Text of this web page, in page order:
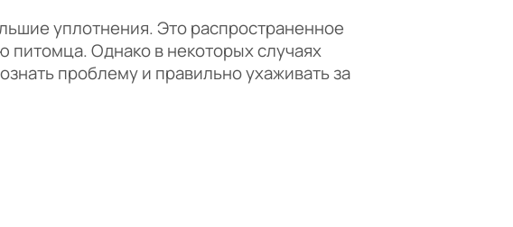
уплотнения. Это распространенное
питомца. Однако в некоторых случаях
проблему и правильно ухаживать за